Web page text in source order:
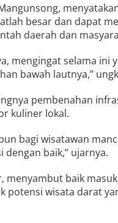
besar dan dapat
daerah dan
mengingat selama ini
bawah lautnya,”
pembenahan
kuliner lokal.
bagi wisatawan
dengan baik,” ujarnya.
menyambut baik
potensi wisata darat